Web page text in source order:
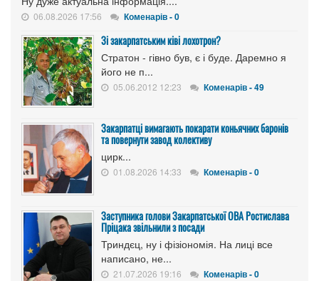
06.08.2026 17:56 Коменарів - 0
Зі закарпатським ківі лохотрон?
Стратон - гівно був, є і буде. Даремно я
його не п...
05.06.2012 12:23 Коменарів - 49
Закарпатці вимагають покарати коньячних баронів
та повернути завод колективу
цирк...
01.08.2026 14:33 Коменарів - 0
Заступника голови Закарпатської ОВА Ростислава
Пріцака звільнили з посади
Триндєц, ну і фізіономія. На лиці все
написано, не...
21.07.2026 19:16 Коменарів - 0